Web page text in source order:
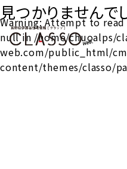
Warning: Attempt to
null in /home/chuoalps/
web.com/public_html/
content/themes/classo/
見つかりませんで